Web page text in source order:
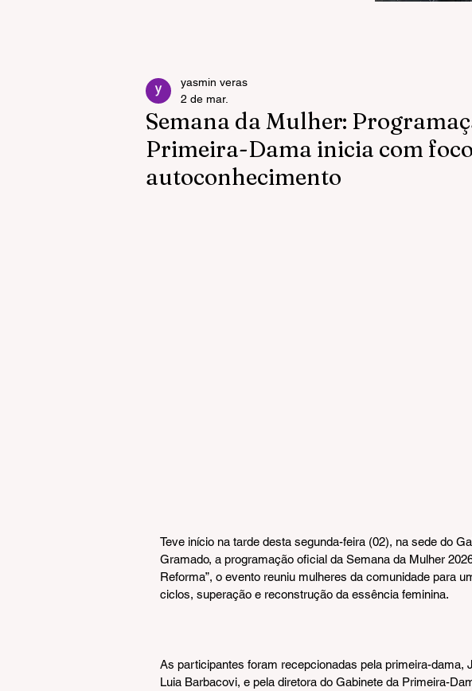
Semana da Mulher:
Primeira-Dama inicia com
autoconhecimento
yasmin veras
2 de mar.
Teve início na tarde desta segunda-feira (02), na sede do
Gramado, a programação oficial da Semana da Mulher
Reforma”, o evento reuniu mulheres da comunidade para
ciclos, superação e reconstrução da essência feminina.
As participantes foram recepcionadas pela primeira-dama,
Luia Barbacovi, e pela diretora do Gabinete da Primeira-